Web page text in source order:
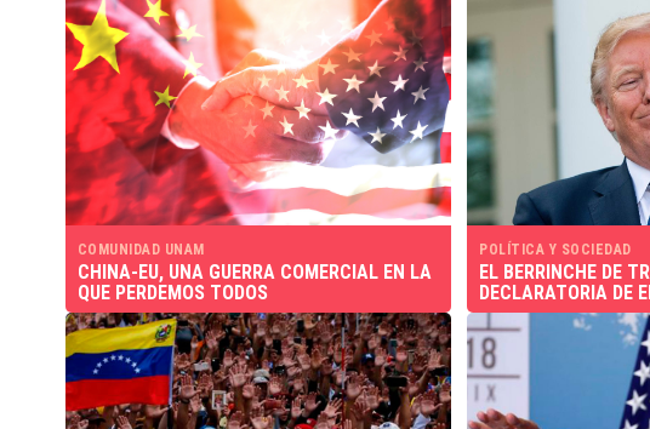
COMUNIDAD UNAM
CHINA-EU, UNA GUERRA COMERCIAL EN LA
QUE PERDEMOS TODOS
POLÍTICA Y SOCIEDAD
EL BERRINCHE DE
DECLARATORIA DE